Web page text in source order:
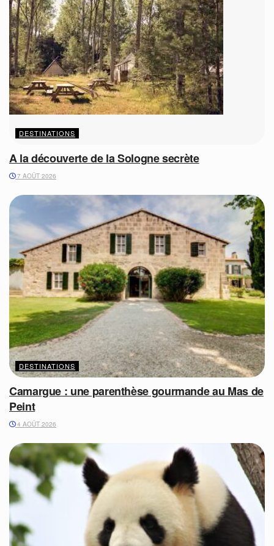
DESTINATIONS
A la découverte de la Sologne secrète
7 AOÛT 2026
DESTINATIONS
Camargue : une parenthèse gourmande au Mas de
Peint
4 AOÛT 2026